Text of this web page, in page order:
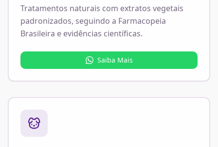
Tratamentos naturais com extratos vegetais
padronizados, seguindo a Farmacopeia
Brasileira e evidências científicas.
Saiba Mais